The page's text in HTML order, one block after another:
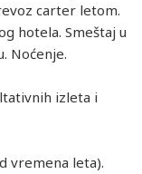
carter letom.
hotela. Smeštaj u
Noćenje.
izleta i
vremena leta).